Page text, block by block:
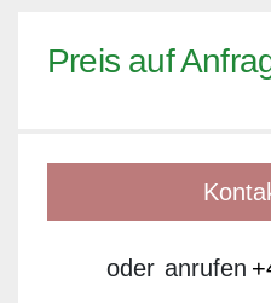
Preis auf
oder anrufen